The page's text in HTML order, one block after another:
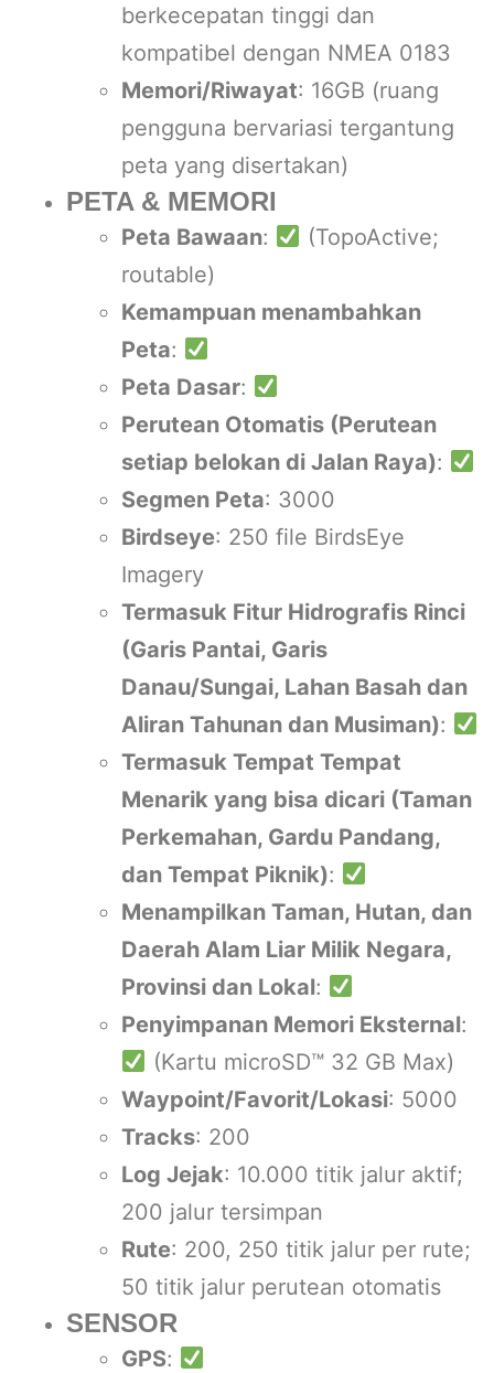
berkecepatan tinggi dan
kompatibel dengan NMEA 0183
Memori/Riwayat: 16GB (ruang
pengguna bervariasi tergantung
peta yang disertakan)
PETA & MEMORI
Peta Bawaan:
(TopoActive;
routable)
Kemampuan menambahkan
Peta:
Peta Dasar:
Perutean Otomatis (Perutean
setiap belokan di Jalan Raya):
Segmen Peta: 3000
Birdseye: 250 file BirdsEye
Imagery
Termasuk Fitur Hidrografis Rinci
(Garis Pantai, Garis
Danau/Sungai, Lahan Basah dan
Aliran Tahunan dan Musiman):
Termasuk Tempat Tempat
Menarik yang bisa dicari (Taman
Perkemahan, Gardu Pandang,
dan Tempat Piknik):
Menampilkan Taman, Hutan, dan
Daerah Alam Liar Milik Negara,
Provinsi dan Lokal:
Penyimpanan Memori Eksternal:
(Kartu microSD™ 32 GB Max)
Waypoint/Favorit/Lokasi: 5000
Tracks: 200
Log Jejak: 10.000 titik jalur aktif;
200 jalur tersimpan
Rute: 200, 250 titik jalur per rute;
50 titik jalur perutean otomatis
SENSOR
GPS: